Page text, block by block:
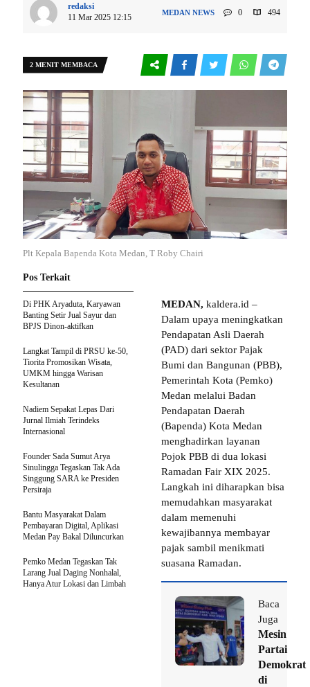
redaksi
11 Mar 2025 12:15
MEDAN NEWS 0 494
2 MENIT MEMBACA
Plt Kepala Bapenda Kota Medan, T Roby Chairi
MEDAN, kaldera.id –
Dalam upaya meningkatkan
Pendapatan Asli Daerah
(PAD) dari sektor Pajak
Bumi dan Bangunan (PBB),
Pemerintah Kota (Pemko)
Medan melalui Badan
Pendapatan Daerah
(Bapenda) Kota Medan
menghadirkan layanan
Pojok PBB di dua lokasi
Ramadan Fair XIX 2025.
Langkah ini diharapkan bisa
memudahkan masyarakat
dalam memenuhi
kewajibannya membayar
pajak sambil menikmati
suasana Ramadan.
Baca
Juga
Mesin
Partai
Demokrat
di
Pos Terkait
Di PHK Aryaduta, Karyawan
Banting Setir Jual Sayur dan
BPJS Dinon-aktifkan
Langkat Tampil di PRSU ke-50,
Tiorita Promosikan Wisata,
UMKM hingga Warisan
Kesultanan
Nadiem Sepakat Lepas Dari
Jurnal Ilmiah Terindeks
Internasional
Founder Sada Sumut Arya
Sinulingga Tegaskan Tak Ada
Singgung SARA ke Presiden
Persiraja
Bantu Masyarakat Dalam
Pembayaran Digital, Aplikasi
Medan Pay Bakal Diluncurkan
Pemko Medan Tegaskan Tak
Larang Jual Daging Nonhalal,
Hanya Atur Lokasi dan Limbah